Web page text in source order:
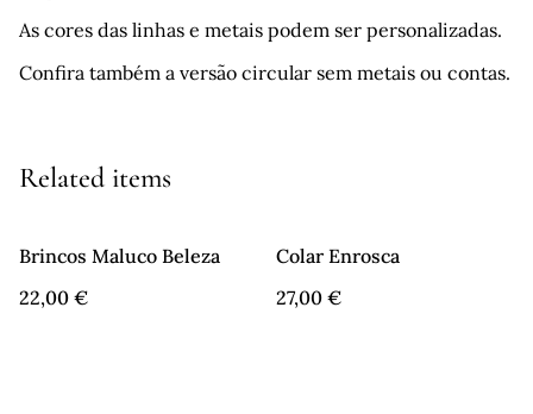
As cores das linhas e metais podem ser personalizadas.
Confira também a versão circular sem metais ou contas.
Related items
Brincos Maluco Beleza
22,00 €
Colar Enrosca
27,00 €